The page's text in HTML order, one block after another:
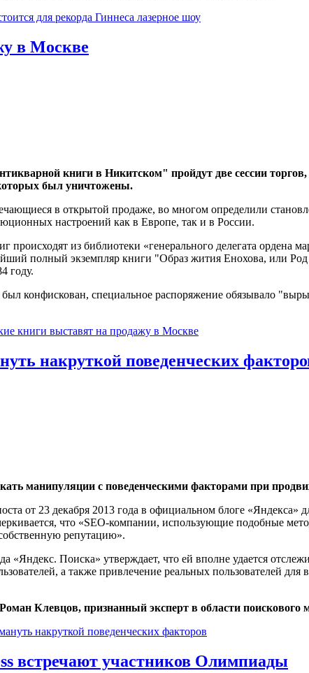
для рекорда Гиннеса лазерное шоу
в Москве
книги в Никитском" пройдут две сессии
был уничтожены.
в открытой продаже, во многом определили
настроений как в Европе, так и в России.
происходят из библиотеки «генерального делегата ордена
полный экземпляр книги "Образ жития Енохова, или
году.
конфискован, специальное распоряжение обязывало
книги выставят на продажу в Москве
накруткой поведенческих
манипуляции с поведенческими факторами при
от 23 декабря 2013 года в официальном блоге «Яндекса»
что «SEO-компании, использующие подобные
репутацию».
Поиска» утверждает, что ей вполне удается
а также привлечение реальных пользователей
Роман Клевцов, признанный эксперт в области поискового
накруткой поведенческих факторов
встречают участников Олимпиады